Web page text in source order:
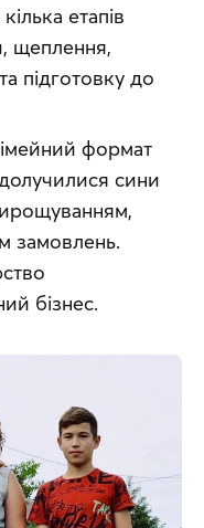
етапів
щеплення,
підготовку до
формат
сини
замовлень.
бізнес.